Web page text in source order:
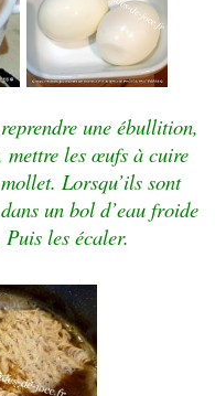
une ébullition,
mettre les œufs à cuire
Lorsqu’ils sont
un bol d’eau froide
les écaler.